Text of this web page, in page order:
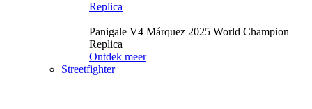
Replica
Panigale V4 Márquez 2025 World Champion
Replica
Ontdek meer
Streetfighter